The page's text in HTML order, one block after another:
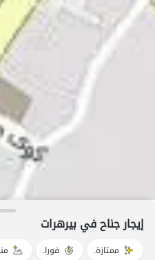
إيجار جناح في بیرهرات
ممتازة. فورا.